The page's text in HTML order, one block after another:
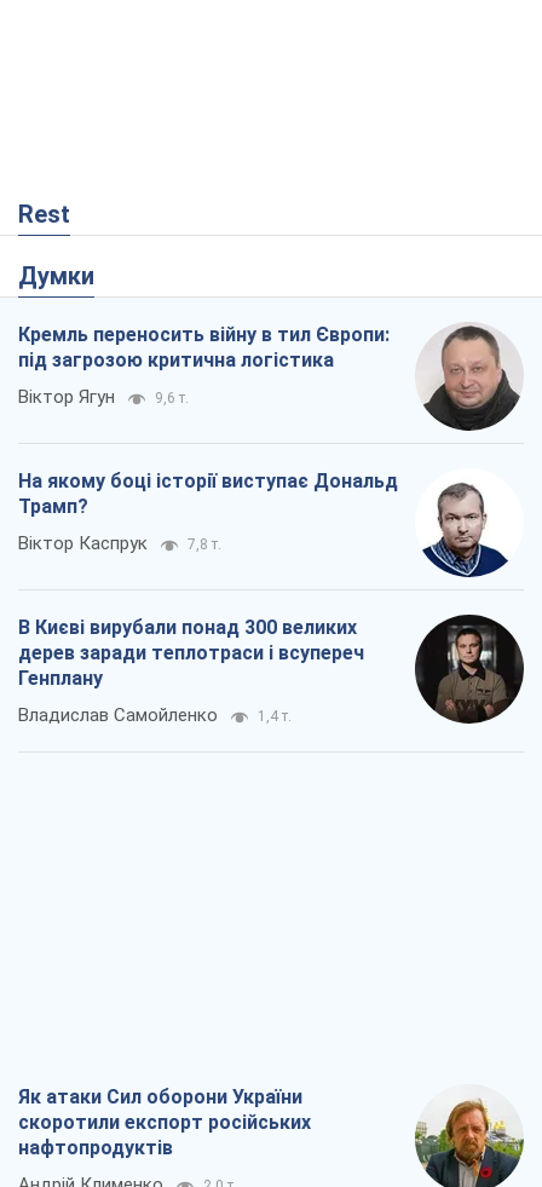
Rest
Думки
Кремль переносить війну в тил Європи:
під загрозою критична логістика
Віктор Ягун 9,6 т.
На якому боці історії виступає Дональд
Трамп?
Віктор Каспрук 7,8 т.
В Києві вирубали понад 300 великих
дерев заради теплотраси і всупереч
Генплану
Владислав Самойленко 1,4 т.
Як атаки Сил оборони України
скоротили експорт російських
нафтопродуктів